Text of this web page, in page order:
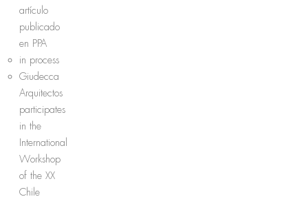
artículo
publicado
en PPA
in process
Giudecca
Arquitectos
participates
in the
International
Workshop
of the XX
Chile